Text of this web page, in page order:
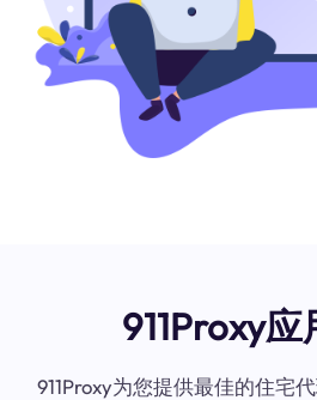
911Proxy
911Proxy为您提供最佳的住宅